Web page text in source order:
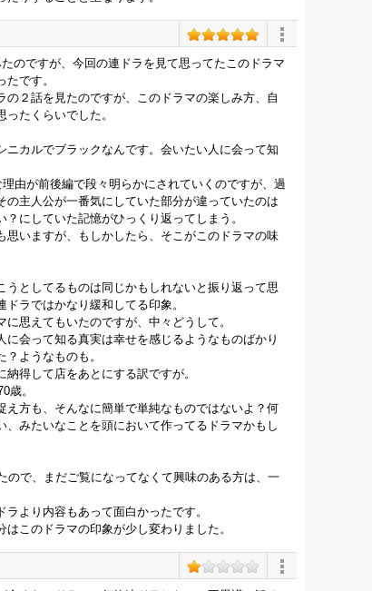
のですが、今回の連ドラを見て思ってたこのドラマ
です。
２話を見たのですが、このドラマの楽しみ方、自
たくらいでした。
カルでブラックなんです。会いたい人に会って知
由が前後編で段々明らかにされていくのですが、過
主人公が一番気にしていた部分が違っていたのは
にしていた記憶がひっくり返ってしまう。
いますが、もしかしたら、そこがこのドラマの味
としてるものは同じかもしれないと振り返って思
ラではかなり緩和してる印象。
思えてもいたのですが、中々どうして。
会って知る真実は幸せを感じるようなものばかり
ようなものも。
得して店をあとにする訳ですが。
歳。
え方も、そんなに簡単で単純なものではないよ？何
みたいなことを頭において作ってるドラマかもし
ので、まだご覧になってなくて興味のある方は、一
より内容もあって面白かったです。
このドラマの印象が少し変わりました。